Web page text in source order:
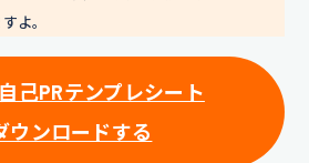
よ。
己PRテンプレシート
ウンロードする